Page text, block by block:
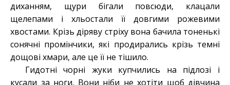
диханням, щури бігали повсюди, клацали
щелепами і хльостали її довгими рожевими
хвостами. Крізь діряву стріху вона бачила тоненькі
сонячні промінчики, які продирались крізь темні
дощові хмари, але це її не тішило.
Гидотні чорні жуки купчились на підлозі і
кусали за ноги. Вони ніби не хотіти щоб дівчина